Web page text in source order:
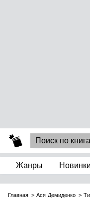
Жанры Новинки
Главная Ася Демиденко